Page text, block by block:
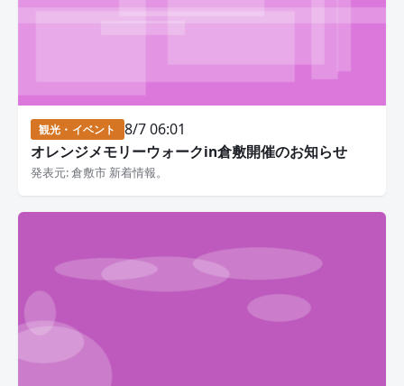
観光・イベント
8/7 06:01
オレンジメモリーウォークin倉敷開催のお知らせ
発表元: 倉敷市 新着情報。